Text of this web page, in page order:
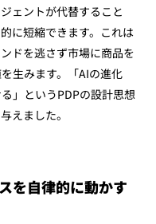
ェントが代替すること
に短縮できます。これは
ドを逃さず市場に商品を
生みます。「AIの進化
」というPDPの設計思想
えました。
を自律的に動かす